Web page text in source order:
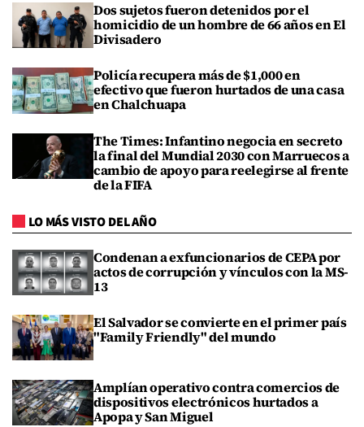
Dos sujetos fueron detenidos por el
homicidio de un hombre de 66 años en El
Divisadero
Policía recupera más de $1,000 en
efectivo que fueron hurtados de una casa
en Chalchuapa
The Times: Infantino negocia en secreto
la final del Mundial 2030 con Marruecos a
cambio de apoyo para reelegirse al frente
de la FIFA
LO MÁS VISTO DEL AÑO
Condenan a exfuncionarios de CEPA por
actos de corrupción y vínculos con la MS-
13
El Salvador se convierte en el primer país
"Family Friendly" del mundo
Amplían operativo contra comercios de
dispositivos electrónicos hurtados a
Apopa y San Miguel